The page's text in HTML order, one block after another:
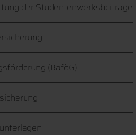
der Studentenwerksbeiträge
(BaföG)